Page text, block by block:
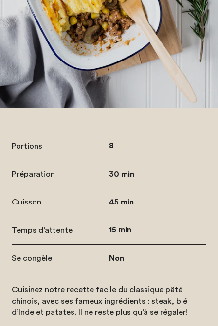
Portions 8
Préparation 30 min
Cuisson 45 min
Temps d’attente 15 min
Se congèle Non
Cuisinez notre recette facile du classique pâté
chinois, avec ses fameux ingrédients : steak, blé
d’Inde et patates. Il ne reste plus qu’à se régaler!